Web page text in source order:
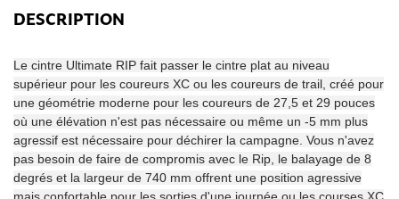
DESCRIPTION
Le cintre Ultimate RIP fait passer le cintre plat au niveau
supérieur pour les coureurs XC ou les coureurs de trail, créé pour
une géométrie moderne pour les coureurs de 27,5 et 29 pouces
où une élévation n'est pas nécessaire ou même un -5 mm plus
agressif est nécessaire pour déchirer la campagne. Vous n'avez
pas besoin de faire de compromis avec le Rip, le balayage de 8
degrés et la largeur de 740 mm offrent une position agressive